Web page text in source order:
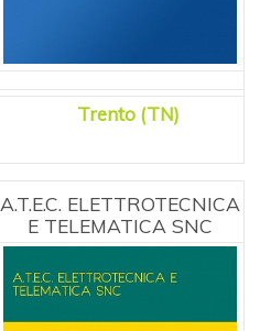
Trento (TN)
A.T.E.C. ELETTROTECNICA
E TELEMATICA SNC